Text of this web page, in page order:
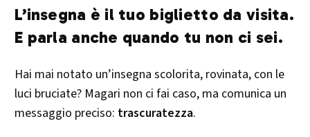
L’insegna è il tuo biglietto da visita.
E parla anche quando tu non ci sei.
Hai mai notato un’insegna scolorita, rovinata, con le
luci bruciate? Magari non ci fai caso, ma comunica un
messaggio preciso: trascuratezza.